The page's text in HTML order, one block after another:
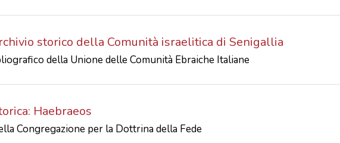
storico della Comunità israelitica di Senigallia
della Unione delle Comunità Ebraiche Italiane
Haebraeos
Congregazione per la Dottrina della Fede